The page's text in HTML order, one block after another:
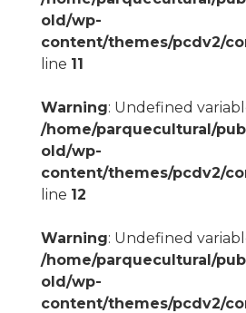
old/wp-
content/themes/pcdv2/
line 11
Warning: Undefined
/home/parquecultural/
old/wp-
content/themes/pcdv2/
line 12
Warning: Undefined
/home/parquecultural/
old/wp-
content/themes/pcdv2/